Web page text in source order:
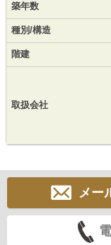
築年数
種別/構造
階建
取扱会社
メー